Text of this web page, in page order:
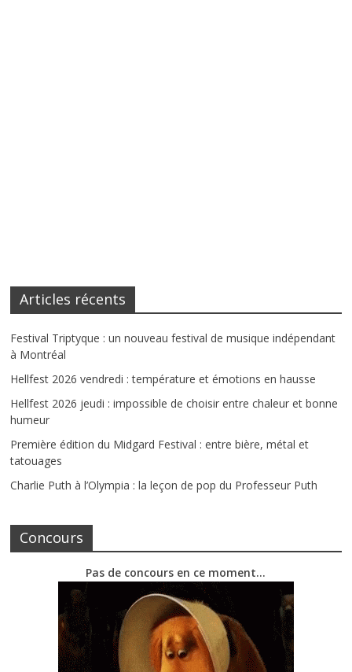
Articles récents
Festival Triptyque : un nouveau festival de musique indépendant
à Montréal
Hellfest 2026 vendredi : température et émotions en hausse
Hellfest 2026 jeudi : impossible de choisir entre chaleur et bonne
humeur
Première édition du Midgard Festival : entre bière, métal et
tatouages
Charlie Puth à l’Olympia : la leçon de pop du Professeur Puth
Concours
Pas de concours en ce moment…